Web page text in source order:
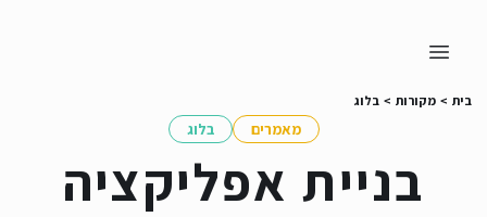
בלוג > מקורות > בית
בלוג מאמרים
בניית אפליקציה